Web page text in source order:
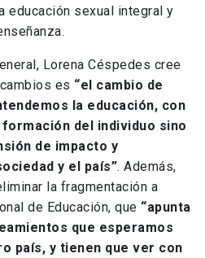
educación sexual integral y
Lorena Céspedes cree
es “el cambio de
la educación, con
del individuo sino
de impacto y
y el país”. Además,
la fragmentación a
de Educación, que “apunta
que esperamos
país, y tienen que ver con